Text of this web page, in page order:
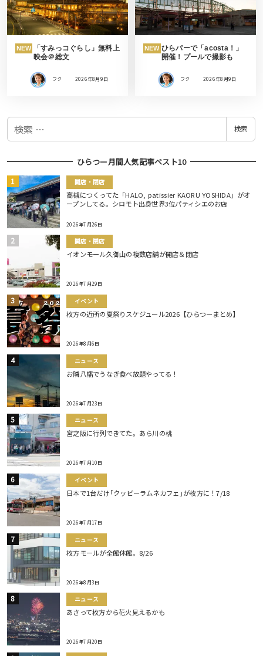
NEW
「すみっコぐらし」無料上
映会＠総文
フク 2026年8月9日
NEW ひらパーで「acosta！」
開催！プールで撮影も
フク 2026年8月9日
検
検索
ひらつー月間人気記事ベスト10
開店・閉店
高槻につくってた「HALO, patissier KAORU YOSHIDA」がオ
ープンしてる。シロモト出身世界3位パティシエのお店
2026年7月26日
開店・閉店
イオンモール久御山の複数店舗が開店＆閉店
2026年7月29日
イベント
枚方の近所の夏祭りスケジュール2026【ひらつーまとめ】
2026年8月6日
ニュース
お隣八幡でうなぎ食べ放題やってる！
2026年7月23日
ニュース
宮之阪に行列できてた。あら川の桃
2026年7月10日
イベント
日本で1台だけ｢クッピーラムネカフェ｣が枚方に！7/18
2026年7月17日
ニュース
枚方モールが全館休館。8/26
2026年8月3日
ニュース
あさって枚方から花火見えるかも
2026年7月20日